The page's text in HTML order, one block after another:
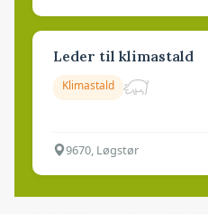
Leder til klimastald
Klimastald
9670, Løgstør